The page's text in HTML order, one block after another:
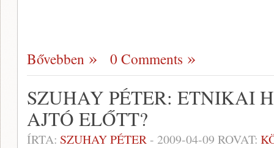
Bővebben 0 Comments
SZUHAY PÉTER: ETNIKAI
AJTÓ ELŐTT?
ÍRTA: SZUHAY PÉTER- 2009-04-09 ROVAT: